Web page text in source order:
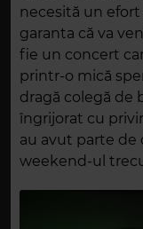
necesită un
garanta că va
fie un concert
printr-o mică
dragă colegă de
îngrijorat cu
au avut parte de
weekend-ul